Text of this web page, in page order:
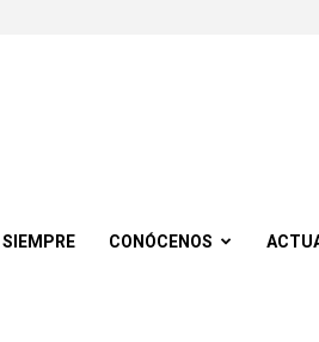
CONÓCENOS